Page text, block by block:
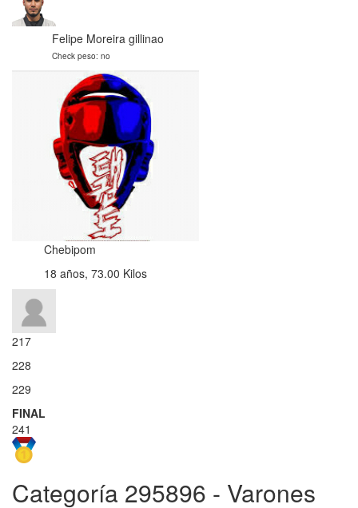
Felipe Moreira gillinao
Check peso: no
Chebipom
18 años, 73.00 Kilos
217
228
229
FINAL
241
Categoría 295896 - Varones